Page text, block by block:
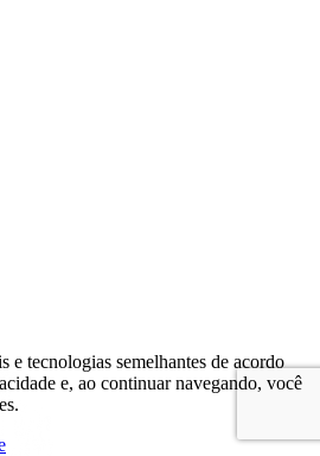
e tecnologias semelhantes de acordo
e, ao continuar navegando, você